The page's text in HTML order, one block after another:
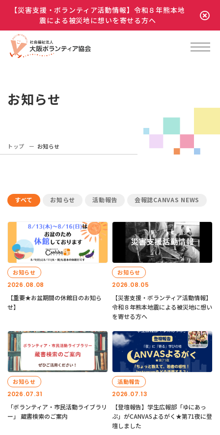
【災害支援・ボランティア活動情報】令和８年熊本地
震による被災地に想いを寄せる方へ
お知らせ
トップ お知らせ
すべて お知らせ 活動報告 会報誌CANVAS NEWS
2026.08.08
お知らせ
【重要★お盆期間の休館日のお知ら
せ】
2026.08.05
お知らせ
【災害支援・ボランティア活動情報】
令和８年熊本地震による被災地に想い
を寄せる方へ
2026.07.31
お知らせ
「ボランティア・市民活動ライブラリ
ー」 蔵書検索のご案内
2026.07.13
活動報告
【登壇報告】学生広報部「ゆにあっ
ぷ」がCANVASよるがく★第71夜に登
壇しました